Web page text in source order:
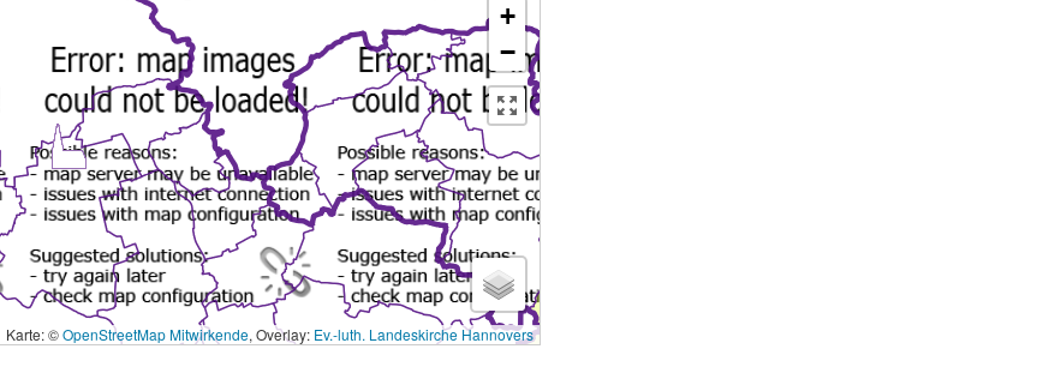
+
−
Karte: ©OpenStreetMap Mitwirkende, Overlay: Ev.-luth. Landeskirche Hannovers